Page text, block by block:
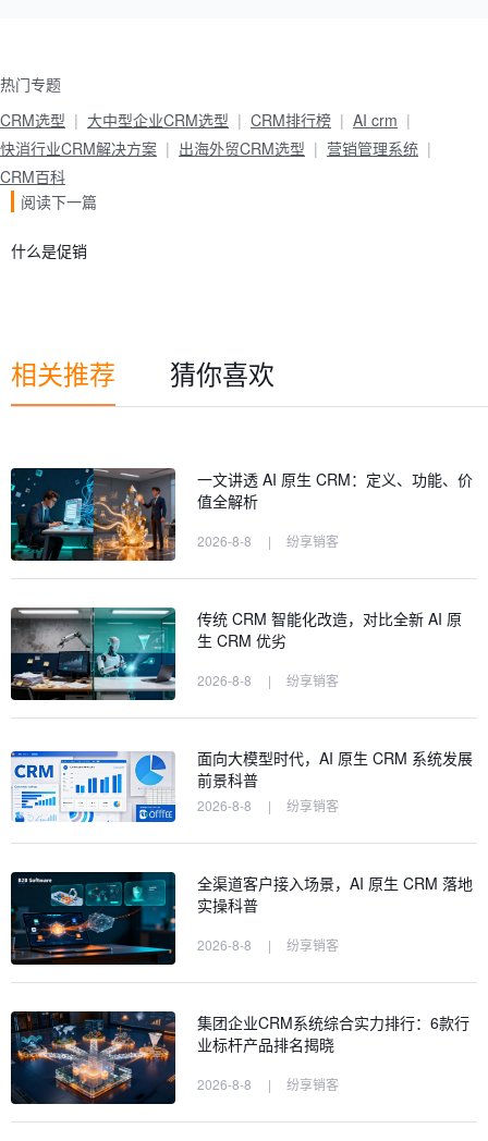
热门专题
CRM选型
大中型企业CRM选型 CRM排行榜
AI crm
快消行业CRM解决方案
出海外贸CRM选型
营销管理系统
CRM百科
阅读下一篇
什么是促销
相关推荐 猜你喜欢
一文讲透 AI 原生 CRM：定义、功能、价
值全解析
2026-8-8 | 纷享销客
传统 CRM 智能化改造，对比全新 AI 原
生 CRM 优劣
2026-8-8 | 纷享销客
面向大模型时代，AI 原生 CRM 系统发展
前景科普
2026-8-8 | 纷享销客
全渠道客户接入场景，AI 原生 CRM 落地
实操科普
2026-8-8 | 纷享销客
集团企业CRM系统综合实力排行：6款行
业标杆产品排名揭晓
2026-8-8 | 纷享销客